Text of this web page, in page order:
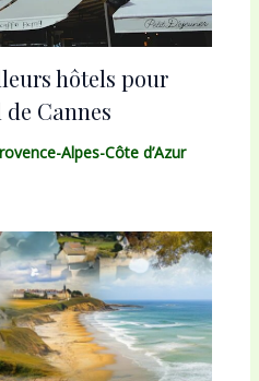
hôtels pour
Cannes
Alpes-Côte d’Azur